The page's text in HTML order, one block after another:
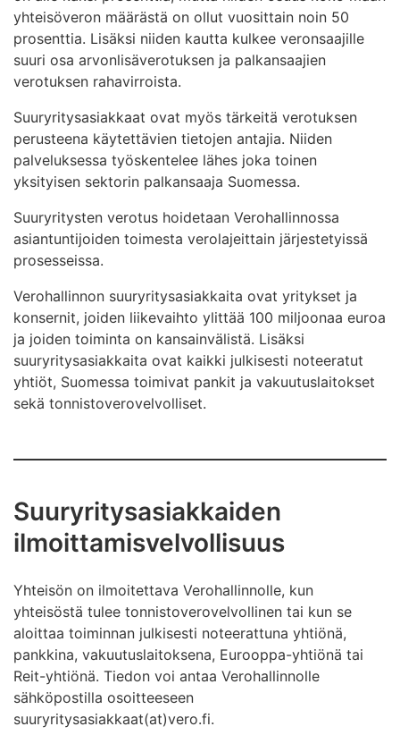
yhteisöveron määrästä on ollut vuosittain noin 50
prosenttia. Lisäksi niiden kautta kulkee veronsaajille
suuri osa arvonlisäverotuksen ja palkansaajien
verotuksen rahavirroista.
Suuryritysasiakkaat ovat myös tärkeitä verotuksen
perusteena käytettävien tietojen antajia. Niiden
palveluksessa työskentelee lähes joka toinen
yksityisen sektorin palkansaaja Suomessa.
Suuryritysten verotus hoidetaan Verohallinnossa
asiantuntijoiden toimesta verolajeittain järjestetyissä
prosesseissa.
Verohallinnon suuryritysasiakkaita ovat yritykset ja
konsernit, joiden liikevaihto ylittää 100 miljoonaa euroa
ja joiden toiminta on kansainvälistä. Lisäksi
suuryritysasiakkaita ovat kaikki julkisesti noteeratut
yhtiöt, Suomessa toimivat pankit ja vakuutuslaitokset
sekä tonnistoverovelvolliset.
Suuryritysasiakkaiden
ilmoittamisvelvollisuus
Yhteisön on ilmoitettava Verohallinnolle, kun
yhteisöstä tulee tonnistoverovelvollinen tai kun se
aloittaa toiminnan julkisesti noteerattuna yhtiönä,
pankkina, vakuutuslaitoksena, Eurooppa-yhtiönä tai
Reit-yhtiönä. Tiedon voi antaa Verohallinnolle
sähköpostilla osoitteeseen
suuryritysasiakkaat(at)vero.fi.